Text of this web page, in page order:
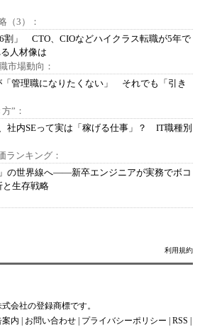
（3）：
6割」 CTO、CIOなどハイクラス転職が5年で
人材像は
市場動向：
管理職になりたくない」 それでも「引き
”：
社内SEって実は「稼げる仕事」？ IT職種別
ランキング：
の世界線へ――新卒エンジニアが実務でボコ
と生存戦略
利用規約
会社の登録商標です。
案内 お問い合わせ プライバシーポリシー RSS